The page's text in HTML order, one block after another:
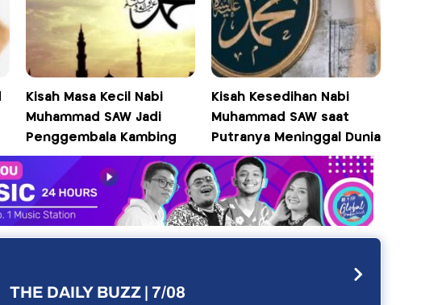
Kisah Masa Kecil Nabi
Muhammad SAW Jadi
Penggembala Kambing
Kisah Kesedihan Nabi
Muhammad SAW saat
Putranya Meninggal Dunia
THE DAILY BUZZ | 7/08